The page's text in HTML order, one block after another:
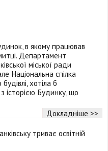
в якому працював
Департамент
міської ради
Національна спілка
хотіла б
історією Будинку, що
Докладніше >>